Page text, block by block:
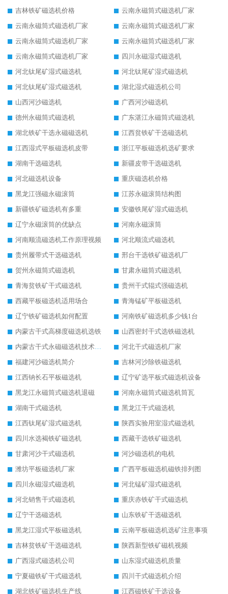
吉林铁矿磁选机价格
云南永磁筒式磁选机厂家
云南永磁筒式磁选机厂家
云南永磁筒式磁选机厂家
云南永磁筒式磁选机厂家
云南永磁筒式磁选机厂家
云南永磁筒式磁选机厂家
四川永磁湿式磁选机
河北钛尾矿湿式磁选机
河北钛尾矿湿式磁选机
河北钛尾矿湿式磁选机
湖北湿式磁选机公司
山西河沙磁选机
广西河沙磁选机
德州永磁筒式磁选机
广东湛江永磁筒式磁选机
湖北铁矿干选永磁磁选机
江西贫铁矿干选磁选机
江西湿式平板磁选机皮带
浙江平板磁选机选矿要求
湖南干选磁选机
新疆皮带干选磁选机
河北磁选机设备
重庆磁选机价格
黑龙江强磁永磁滚筒
江苏永磁滚筒结构图
新疆铁矿磁选机有多重
安徽铁尾矿湿式磁选机
辽宁永磁滚筒的优缺点
河南永磁滚筒
河南顺流磁选机工作原理视频
河北顺流式磁选机
贵州履带式干选磁选机
邢台干选铁矿磁选机厂
贺州永磁筒式磁选机
甘肃永磁筒式磁选机
青海贫铁矿干式磁选机
贵州干式辊式强磁选机
西藏平板磁选机适用场合
青海锰矿平板磁选机
辽宁铁矿磁选机如何配置
河南铁矿磁选机多少钱1台
内蒙古干式高梯度磁选机选铁
山西密封干式选铁磁选机
内蒙古干式永磁磁选机技术要求
河北干式磁选机厂家
福建河沙磁选机简介
吉林河沙除铁磁选机
江西钠长石平板磁选机
辽宁矿选平板式磁选机设备
黑龙江永磁筒式磁选机退磁
河南永磁筒式磁选机筒瓦
湖南干式磁选机
黑龙江干式磁选机
江西钛尾矿湿式磁选机
陕西实验用室湿式磁选机
四川水选褐铁矿磁选机
西藏干选铁矿磁选机
甘肃河沙干式磁选机
河沙磁选机的电机
潍坊平板磁选机厂家
广西平板磁选机磁铁排列图
四川永磁湿式磁选机
河北锰矿湿式磁选机
河北销售干式磁选机
重庆赤铁矿干式磁选机
辽宁干选磁选机
山东铁矿干选磁选机
黑龙江湿式平板磁选机
云南平板磁选机选矿注意事项
吉林贫铁矿干选磁选机
陕西新型铁矿磁机视频
广西湿式磁选机公司
山东湿式磁选机质量
宁夏磁铁矿干式磁选机
四川干式磁选机介绍
湖北铁矿磁选机生产线
江西磁铁矿干选设备